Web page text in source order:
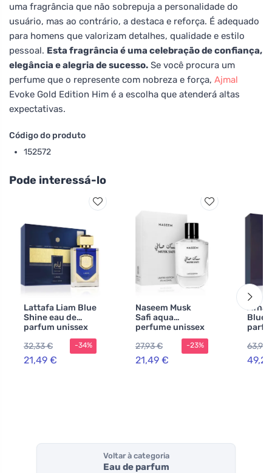
uma fragrância que não sobrepuja a personalidade do
usuário, mas ao contrário, a destaca e reforça. É adequado
para homens que valorizam detalhes, qualidade e estilo
pessoal. Esta fragrância é uma celebração de confiança,
elegância e alegria de sucesso. Se você procura um
perfume que o represente com nobreza e força, Ajmal
Evoke Gold Edition Him é a escolha que atenderá altas
expectativas.
Código do produto
152572
Pode interessá-lo
Lattafa Liam Blue
Shine eau de
parfum unissex
32,33 €
21,49 €
-34%
Naseem Musk
Safi aqua
perfume unissex
27,93 €
21,49 €
-23%
Blue
63,98
Voltar à categoria
Eau de parfum